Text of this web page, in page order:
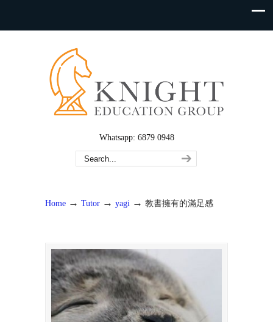
Whatsapp: 6879 0948
Home → Tutor → yagi → 教書擁有的滿足感